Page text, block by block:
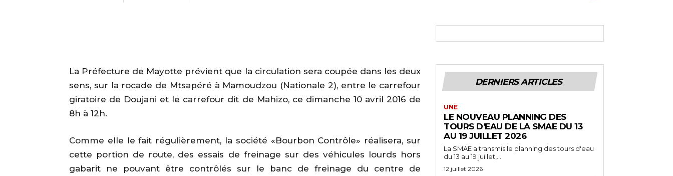
La Préfecture de Mayotte prévient que la circulation sera coupée dans les deux
sens, sur la rocade de Mtsapéré à Mamoudzou (Nationale 2), entre le carrefour
giratoire de Doujani et le carrefour dit de Mahizo, ce dimanche 10 avril 2016 de
8h à 12h.
Comme elle le fait régulièrement, la société «Bourbon Contrôle» réalisera, sur
cette portion de route, des essais de freinage sur des véhicules lourds hors
gabarit ne pouvant être contrôlés sur le banc de freinage du centre de
DERNIERS ARTICLES
UNE
LE NOUVEAU PLANNING DES
TOURS D’EAU DE LA SMAE DU 13
AU 19 JUILLET 2026
La SMAE a transmis le planning des tours d'eau
du 13 au 19 juillet,...
12 juillet 2026